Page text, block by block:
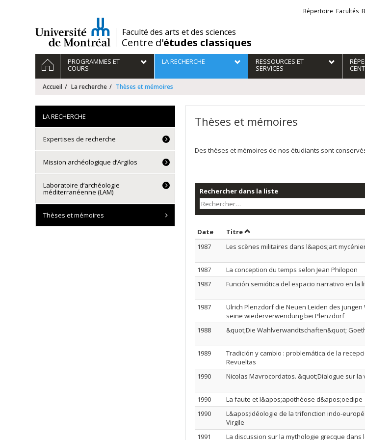
/Faculté des arts et des sciences
Centre d'études classiques
Liens
externes
Répertoire Facultés
Navigation
principale
ACCUEILPROGRAMMES ET
COURS
LA RECHERCHE RESSOURCES ET
SERVICES
Accueil La recherche Thèses et mémoires
Thèses et mémoires
Des thèses et mémoires de nos étudiants sont
Rechercher dans la liste
Date Trier par date en ordre décroissant
TitreTrier par titre en ordre décroissant
1987
Les scènes militaires dans l&apos;art
1987
La conception du temps selon Jean Philopon
1987
Función semiótica del espacio narrativo en la
1987
Ulrich Plenzdorf die Neuen Leiden des jungen
seine wiederverwendung bei Plenzdorf
1988 &quot;Die Wahlverwandtschaften&quot;
1989
Tradición y cambio : problemática de la
Revueltas
1990 Nicolas Mavrocordatos. &quot;Dialogue sur la
1990
La faute et l&apos;apothéose d&apos;oedipe
1990
L&apos;idéologie de la trifonction indo-
Virgile
1991 La discussion sur la mythologie grecque
LA RECHERCHE
Expertises de recherche
Mission archéologique d’Argilos
Laboratoire d’archéologie
méditerranéenne (LAM)
Thèses et mémoires